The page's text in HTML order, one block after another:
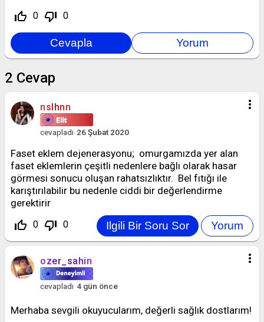
thumb_up_off_alt 0 thumb_down_off_alt 0
2 Cevap
more_vert
nslhnn
cevapladı 26 Şubat 2020
Faset eklem dejenerasyonu; omurgamızda yer alan
faset eklemlerin çeşitli nedenlere bağlı olarak hasar
görmesi sonucu oluşan rahatsızlıktır. Bel fıtığı ile
karıştırılabilir bu nedenle ciddi bir değerlendirme
gerektirir
thumb_up_off_alt 0 thumb_down_off_alt 0
more_vert
ozer_sahin
cevapladı 4 gün önce
Merhaba sevgili okuyucularım, değerli sağlık dostlarım!